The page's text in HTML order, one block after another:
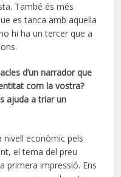
També és més
es tanca amb aquella
hi ha un tercer que a
d’un narrador que
com la vostra?
ajuda a triar un
econòmic pels
el tema del preu
primera impressió. Ens